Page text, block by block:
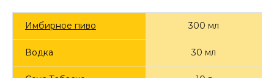
Имбирное пиво 300 мл
Водка 30 мл